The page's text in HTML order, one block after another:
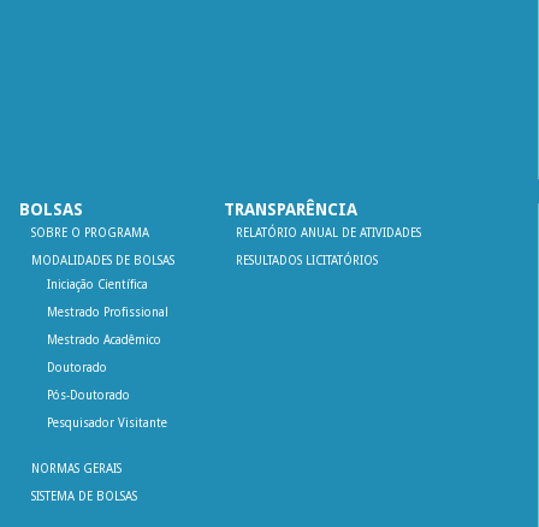
BOLSAS
SOBRE O PROGRAMA
MODALIDADES DE BOLSAS
Iniciação Científica
Mestrado Profissional
Mestrado Acadêmico
Doutorado
Pós-Doutorado
Pesquisador Visitante
NORMAS GERAIS
SISTEMA DE BOLSAS
TRANSPARÊNCIA
RELATÓRIO ANUAL DE ATIVIDADES
RESULTADOS LICITATÓRIOS